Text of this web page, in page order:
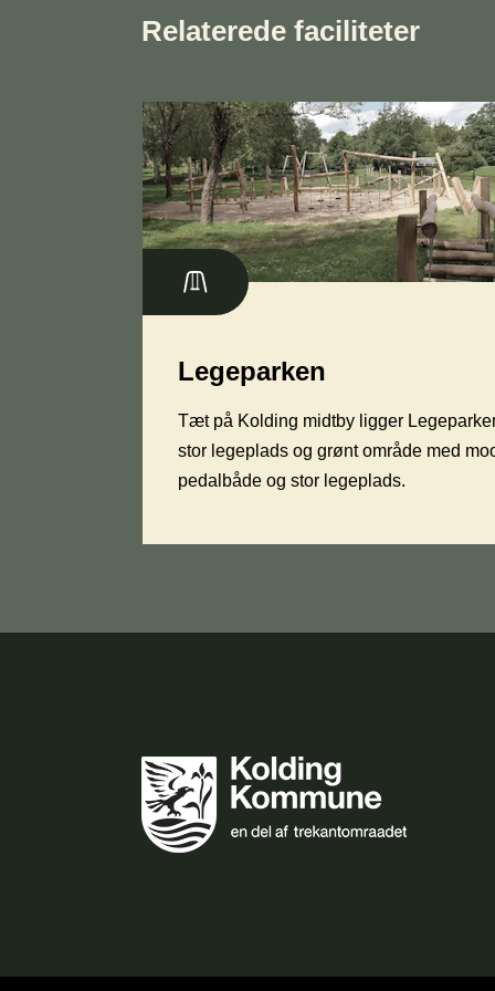
Relaterede faciliteter
Legeparken
Tæt på Kolding midtby ligger
stor legeplads og grønt område med
pedalbåde og stor legeplads.